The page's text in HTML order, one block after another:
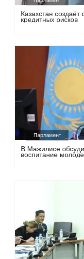
Казахстан
кредитных рисков
Парламент
В Мажилисе
воспитание